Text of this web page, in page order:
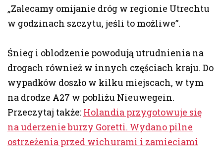
„Zalecamy omijanie dróg w regionie Utrechtu
w godzinach szczytu, jeśli to możliwe”.
Śnieg i oblodzenie powodują utrudnienia na
drogach również w innych częściach kraju. Do
wypadków doszło w kilku miejscach, w tym
na drodze A27 w pobliżu Nieuwegein.
Przeczytaj także: Holandia przygotowuje się
na uderzenie burzy Goretti. Wydano pilne
ostrzeżenia przed wichurami i zamieciami